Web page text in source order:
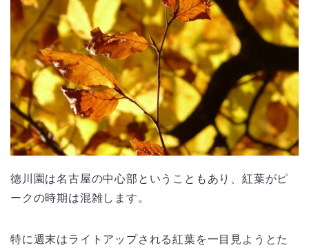
徳川園は名古屋の中心部ということもあり、紅葉がピ
ークの時期は混雑します。
特に週末はライトアップされる紅葉を一目見ようとた